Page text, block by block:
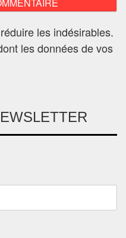
les indésirables.
les données de vos